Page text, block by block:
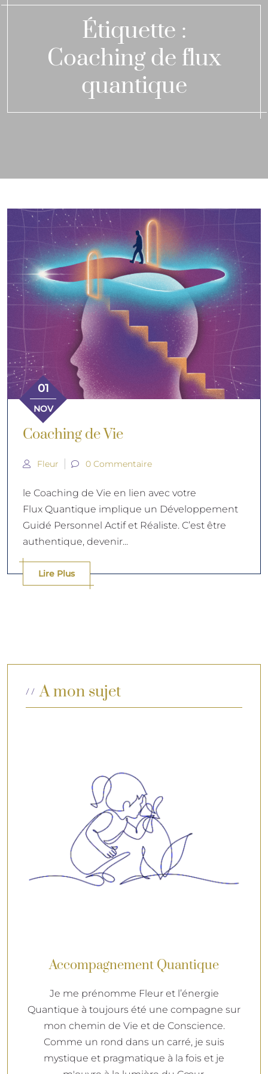
Étiquette :
Coaching de flux
quantique
01
NOV
Coaching de Vie
Fleur 0 Commentaire
le Coaching de Vie en lien avec votre
Flux Quantique implique un Développement
Guidé Personnel Actif et Réaliste. C’est être
authentique, devenir...
Lire Plus
A mon sujet
Accompagnement Quantique
Je me prénomme Fleur et l’énergie
Quantique à toujours été une compagne sur
mon chemin de Vie et de Conscience.
Comme un rond dans un carré, je suis
mystique et pragmatique à la fois et je